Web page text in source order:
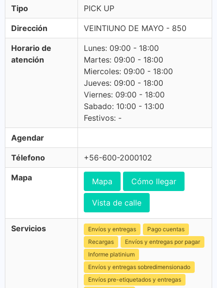
Tipo PICK UP
Dirección VEINTIUNO DE MAYO - 850
Horario de
atención
Lunes: 09:00 - 18:00
Martes: 09:00 - 18:00
Miercoles: 09:00 - 18:00
Jueves: 09:00 - 18:00
Viernes: 09:00 - 18:00
Sabado: 10:00 - 13:00
Festivos: -
Agendar
Télefono +56-600-2000102
Mapa Mapa Cómo llegar
Vista de calle
Servicios Envíos y entregas
Pago cuentas
Recargas
Envíos y entregas por pagar
Informe platinium
Envíos y entregas sobredimensionado
Envíos pre-etiquetados y entregas